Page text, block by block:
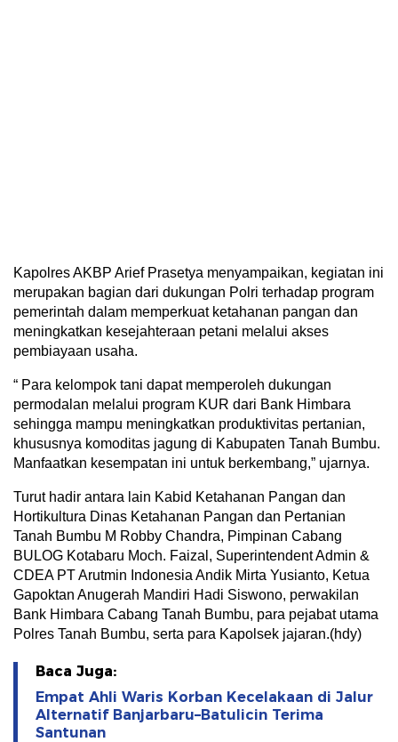
Kapolres AKBP Arief Prasetya menyampaikan, kegiatan ini
merupakan bagian dari dukungan Polri terhadap program
pemerintah dalam memperkuat ketahanan pangan dan
meningkatkan kesejahteraan petani melalui akses
pembiayaan usaha.
“ Para kelompok tani dapat memperoleh dukungan
permodalan melalui program KUR dari Bank Himbara
sehingga mampu meningkatkan produktivitas pertanian,
khususnya komoditas jagung di Kabupaten Tanah Bumbu.
Manfaatkan kesempatan ini untuk berkembang,” ujarnya.
Turut hadir antara lain Kabid Ketahanan Pangan dan
Hortikultura Dinas Ketahanan Pangan dan Pertanian
Tanah Bumbu M Robby Chandra, Pimpinan Cabang
BULOG Kotabaru Moch. Faizal, Superintendent Admin &
CDEA PT Arutmin Indonesia Andik Mirta Yusianto, Ketua
Gapoktan Anugerah Mandiri Hadi Siswono, perwakilan
Bank Himbara Cabang Tanah Bumbu, para pejabat utama
Polres Tanah Bumbu, serta para Kapolsek jajaran.(hdy)
Baca Juga:
Empat Ahli Waris Korban Kecelakaan di Jalur
Alternatif Banjarbaru–Batulicin Terima
Santunan